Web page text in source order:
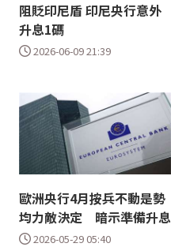
阻貶印尼盾 印尼央行意外
升息1碼
2026-06-09 21:39
歐洲央行4月按兵不動是勢
均力敵決定 暗示準備升息
2026-05-29 05:40